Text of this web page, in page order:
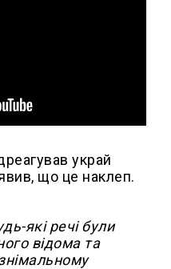
украй
що це наклеп.
які речі були
відома та